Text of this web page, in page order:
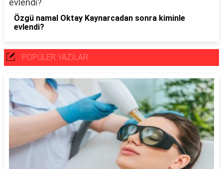
Özgü namal Oktay Kaynarcadan sonra kiminle
evlendi?
POPÜLER YAZILAR